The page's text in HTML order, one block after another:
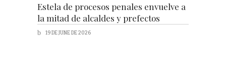
Estela de procesos penales envuelve a
la mitad de alcaldes y prefectos
19 DE JUNE DE 2026